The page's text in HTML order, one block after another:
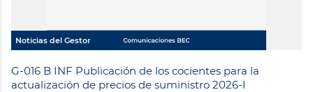
Noticias del Gestor
G-016 B INF Publicación de los cocientes para la
actualización de precios de suministro 2026-I